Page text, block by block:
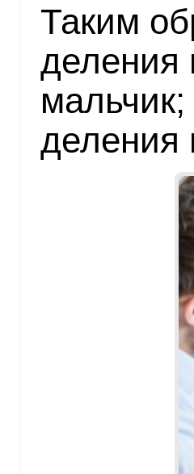
Таким
деления
деления